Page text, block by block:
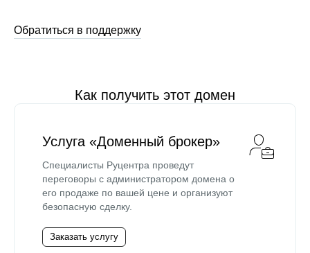
Обратиться в поддержку
Как получить этот домен
Услуга «Доменный брокер»
Специалисты Руцентра проведут
переговоры с администратором домена о
его продаже по вашей цене и организуют
безопасную сделку.
Заказать услугу